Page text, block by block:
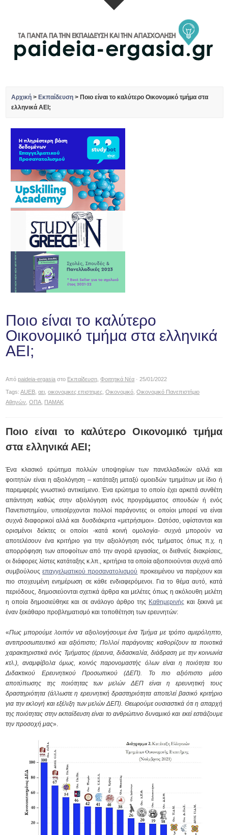
Αρχική > Εκπαίδευση > Ποιο είναι το καλύτερο Οικονομικό τμήμα στα
ελληνικά ΑΕΙ;
Ποιο είναι το καλύτερο
Οικονομικό τμήμα στα ελληνικά
ΑΕΙ;
Απόpaideia-ergasia στο Εκπαίδευση ,Φοιτητικά Νέα · 25/01/2022
Tags:AUEB ,αει ,οικονομικες επιστημες ,Οικονομικό ,Οικονομικό Πανεπιστήμιο
Αθηνών ,ΟΠΑ ΠΑΜΑΚ
Ποιο είναι το καλύτερο Οικονομικό τμήμα
στα ελληνικά ΑΕΙ;
Ένα κλασικό ερώτημα πολλών υποψηφίων των πανελλαδικών αλλά και
φοιτητών είναι η αξιολόγηση – κατάταξη μεταξύ ομοειδών τμημάτων με ίδιο ή
παρεμφερές γνωστικό αντικείμενο. Ένα ερώτημα το οποίο έχει αρκετά συνθέτη
απάντηση καθώς στην αξιολόγηση ενός προγράμματος σπουδών ή ενός
Πανεπιστημίου, υπεισέρχονται πολλοί παράγοντες οι οποίοι μπορεί να είναι
συχνά διαφορικοί αλλά και δυσδιάκριτα «μετρήσιμοι». Ωστόσο, υφίστανται και
ορισμένοι δείκτες οι οποίοι -κατά κοινή ομολογία- συχνά μπορούν να
αποτελέσουν ένα κριτήριο για την αξιολόγηση ενός τμήματος όπως π.χ. η
απορρόφηση των αποφοίτων από την αγορά εργασίας, οι διεθνείς διακρίσεις,
οι διάφορες λίστες κατάταξης κ.λπ., κριτήρια τα οποία αξιοποιούνται συχνά από
συμβούλουςεπαγγελματικού προσανατολισμού προκειμένου να παρέχουν και
πιο στοχευμένη ενημέρωση σε κάθε ενδιαφερόμενοι. Για το θέμα αυτό, κατά
περιόδους, δημοσιεύονται σχετικά άρθρα και μελέτες όπως η ακόλουθη μελέτη
η οποία δημοσιεύθηκε και σε ανάλογο άρθρο της Καθημερινής και ξεκινά με
έναν ξεκάθαρο προβληματισμό και τοποθέτηση των ερευνητών:
«Πως μπορούμε λοιπόν να αξιολογήσουμε ένα Τμήμα με τρόπο αμερόληπτο,
αντιπροσωπευτικό και αξιόπιστο; Πολλοί παράγοντες καθορίζουν τα ποιοτικά
χαρακτηριστικά ενός Τμήματος (έρευνα, διδασκαλία, διάδραση με την κοινωνία
κτλ.), αναμφίβολα όμως, κοινός παρονομαστής όλων είναι η ποιότητα του
Διδακτικού Ερευνητικού Προσωπικού (ΔΕΠ). Το πιο αξιόπιστο μέσο
αποτύπωσης της ποιότητας των μελών ΔΕΠ είναι η ερευνητική τους
δραστηριότητα (άλλωστε η ερευνητική δραστηριότητα αποτελεί βασικό κριτήριο
για την εκλογή και εξέλιξη των μελών ΔΕΠ). Θεωρούμε ουσιαστικά ότι η απαρχή
της ποιότητας στην εκπαίδευση είναι το ανθρώπινο δυναμικό και εκεί εστιάζουμε
την προσοχή μας».